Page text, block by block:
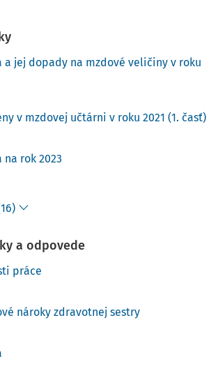
a jej dopady na mzdové veličiny v roku
v mzdovej učtárni v roku 2021 (1. časť)
rok 2023
a odpovede
práce
nároky zdravotnej sestry